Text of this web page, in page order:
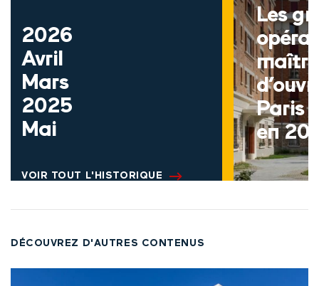
2026
Avril
Mars
2025
Mai
VOIR TOUT L'HISTORIQUE
Les
Paris
en
DÉCOUVREZ D'AUTRES CONTENUS